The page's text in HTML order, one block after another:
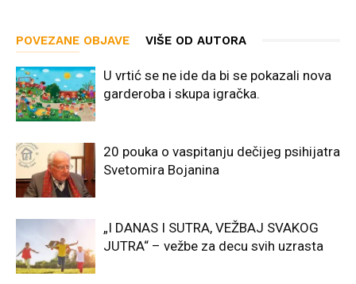
POVEZANE OBJAVE VIŠE OD AUTORA
U vrtić se ne ide da bi se pokazali nova
garderoba i skupa igračka.
20 pouka o vaspitanju dečijeg psihijatra
Svetomira Bojanina
„I DANAS I SUTRA, VEŽBAJ SVAKOG
JUTRA“ – vežbe za decu svih uzrasta